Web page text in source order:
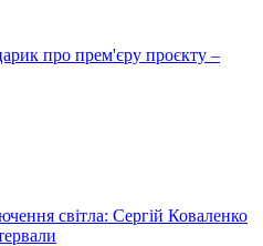
про прем'єру проєкту –
світла: Сергій Коваленко